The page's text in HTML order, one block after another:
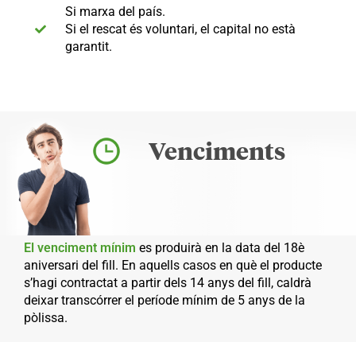
Si marxa del país.
Si el rescat és voluntari, el capital no està
garantit.
Venciments
El venciment mínim es produirà en la data del 18è
aniversari del fill. En aquells casos en què el producte
s’hagi contractat a partir dels 14 anys del fill, caldrà
deixar transcórrer el període mínim de 5 anys de la
pòlissa.